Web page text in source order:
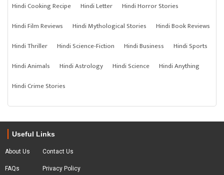
Hindi Cooking Recipe
Hindi Letter
Hindi Horror Stories
Hindi Film Reviews
Hindi Mythological Stories
Hindi Book Reviews
Hindi Thriller
Hindi Science-Fiction Hindi Business
Hindi Sports
Hindi Animals
Hindi Astrology Hindi Science
Hindi Anything
Hindi Crime Stories
Useful Links
About Us
FAQs
Contact Us
Privacy Policy